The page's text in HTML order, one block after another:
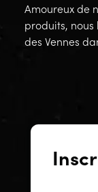
Amoureux de
produits,
des Vennes